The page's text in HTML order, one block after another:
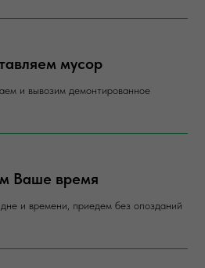
мусор
и вывозим демонтированное
Ваше время
и времени, приедем без опозданий